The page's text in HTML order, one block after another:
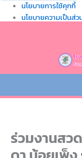
นโยบายการใช้คุกกี้
นโยบายความเป็นส่
ร่วมงานสว